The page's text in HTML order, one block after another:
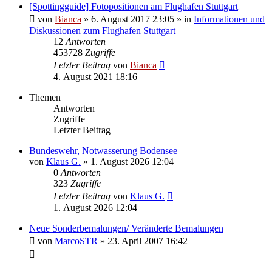
[Spottingguide] Fotopositionen am Flughafen Stuttgart
von Bianca » 6. August 2017 23:05 » in Informationen und
Diskussionen zum Flughafen Stuttgart
12 Antworten
453728 Zugriffe
Letzter Beitrag von Bianca
4. August 2021 18:16
Themen
Antworten
Zugriffe
Letzter Beitrag
Bundeswehr, Notwasserung Bodensee
von Klaus G. » 1. August 2026 12:04
0 Antworten
323 Zugriffe
Letzter Beitrag von Klaus G.
1. August 2026 12:04
Neue Sonderbemalungen/ Veränderte Bemalungen
von MarcoSTR » 23. April 2007 16:42